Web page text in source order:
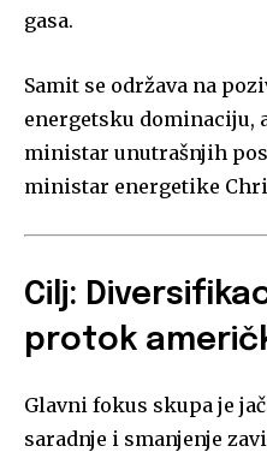
gasa.
Samit se održava na
energetsku dominaciju,
ministar unutrašnjih
ministar energetike
Cilj:
protok
Glavni fokus skupa je
saradnje i smanjenje